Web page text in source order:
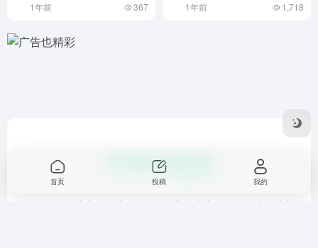
1年前 367 1年前 1,718
一个提供跨境电商，业务出海，外贸，进出口，国际站，独立
首页 投稿 我的